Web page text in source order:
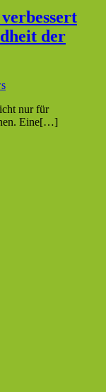
der
nur für
Eine[…]